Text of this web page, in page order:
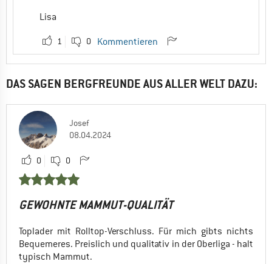
Lisa
1 0 Kommentieren
DAS SAGEN BERGFREUNDE AUS ALLER WELT DAZU:
Josef
08.04.2024
0 0
GEWOHNTE MAMMUT-QUALITÄT
Toplader mit Rolltop-Verschluss. Für mich gibts nichts
Bequemeres. Preislich und qualitativ in der Oberliga - halt
typisch Mammut.